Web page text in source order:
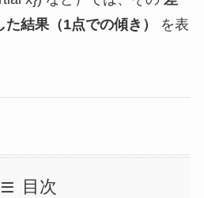
結果（1点での傾き）
を表
目次